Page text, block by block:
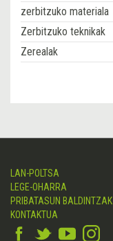
zerbitzuko materiala
Zerbitzuko teknikak
Zerealak
LAN-POLTSA
LEGE-OHARRA
PRIBATASUN BALDINTZAK
KONTAKTUA